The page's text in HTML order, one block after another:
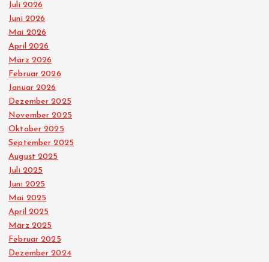
Juli 2026
Juni 2026
Mai 2026
April 2026
März 2026
Februar 2026
Januar 2026
Dezember 2025
November 2025
Oktober 2025
September 2025
August 2025
Juli 2025
Juni 2025
Mai 2025
April 2025
März 2025
Februar 2025
Dezember 2024